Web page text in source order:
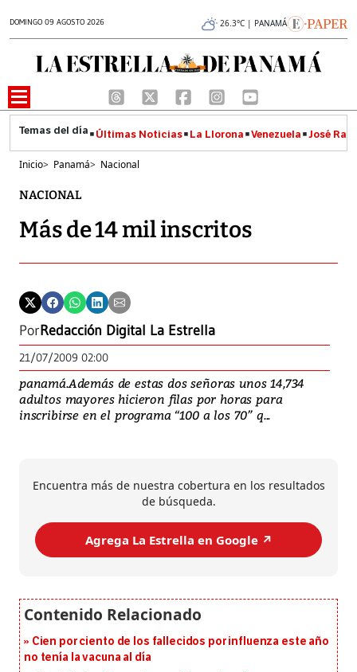
DOMINGO 09 AGOSTO 2026 26.3°C | PANAMÁ
Últimas Noticias La Llorona Venezuela José
Inicio> Panamá> Nacional
NACIONAL
Más de 14 mil inscritos
PorRedacción Digital La Estrella
21/07/2009 02:00
panamá.Además de estas dos señoras unos 14,734
adultos mayores hicieron filas por horas para
inscribirse en el programa “100 a los 70” q...
Encuentra más de nuestra cobertura en los resultados
de búsqueda.
Agrega La Estrella en Google ↗️
Cien por ciento de los fallecidos por influenza este año
no tenía la vacuna al día